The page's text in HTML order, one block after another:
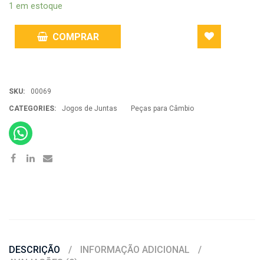
1 em estoque
COMPRAR
SKU: 00069
CATEGORIES: Jogos de Juntas Peças para Câmbio
DESCRIÇÃO
INFORMAÇÃO ADICIONAL